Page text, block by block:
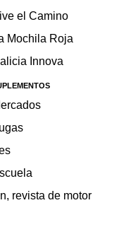
el Camino
Mochila Roja
Innova
revista de motor